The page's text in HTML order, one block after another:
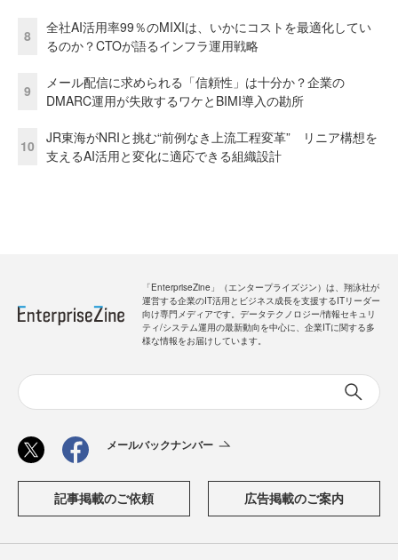
8
全社AI活用率99％のMIXIは、いかにコストを最適化してい
るのか？CTOが語るインフラ運用戦略
9
メール配信に求められる「信頼性」は十分か？企業の
DMARC運用が失敗するワケとBIMI導入の勘所
10
JR東海がNRIと挑む“前例なき上流工程変革” リニア構想を
支えるAI活用と変化に適応できる組織設計
「EnterpriseZine」（エンタープライズジン）は、翔泳社が
運営する企業のIT活用とビジネス成長を支援するITリーダー
向け専門メディアです。データテクノロジー/情報セキュリ
ティ/システム運用の最新動向を中心に、企業ITに関する多
様な情報をお届けしています。
メールバックナンバー
記事掲載のご依頼 広告掲載のご案内